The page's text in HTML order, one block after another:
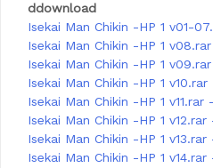
ddownload
Isekai Man Chikin -HP 1 v01-
Isekai Man Chikin -HP 1
Isekai Man Chikin -HP 1
Isekai Man Chikin -HP 1
Isekai Man Chikin -HP 1 v11.rar
Isekai Man Chikin -HP 1
Isekai Man Chikin -HP 1
Isekai Man Chikin -HP 1